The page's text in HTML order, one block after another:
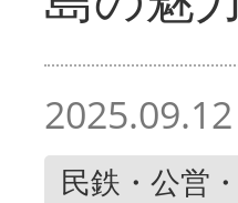
2025.09.12
民鉄・公営